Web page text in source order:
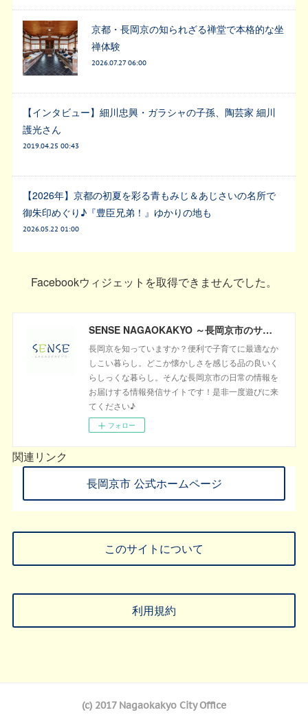
京都・長岡京の知られざる禅堂で本格的な坐
禅体験
2026.07.27 06:00
【インタビュー】細川忠興・ガラシャの子孫、陶芸家 細川
護光さん
2019.04.25 00:43
【2026年】京都の初夏を彩る青もみじ＆あじさいの名所で
御朱印めぐり♪『豊臣兄弟！』ゆかりの地も
2026.05.22 01:00
Facebookウィジェットを取得できませんでした。
SENSE NAGAOKAKYO ～長岡京市のサブサイト～
長岡京を知っていますか？便利で子育てに最適なか
しこい暮らし。どこか懐かしさを感じる品の良いく
らしっくな暮らし。そんな長岡京市の日常の情報を
お届けする情報発信サイトです！是非一度遊びに来
てください♪
フォロー
関連リンク
長岡京市 公式ホームページ
このサイトについて
利用規約
(c) 2017 Nagaokakyo City Office